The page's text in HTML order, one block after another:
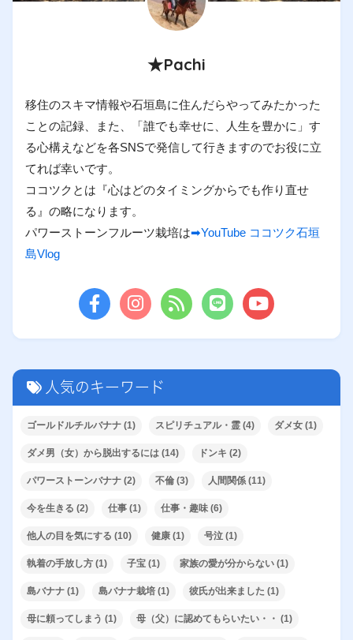
★Pachi
移住のスキマ情報や石垣島に住んだらやってみたかった
ことの記録、また、「誰でも幸せに、人生を豊かに」す
る心構えなどを各SNSで発信して行きますのでお役に立
てれば幸いです。
ココツクとは『心はどのタイミングからでも作り直せ
る』の略になります。
パワーストーンフルーツ栽培は➡YouTube ココツク石垣
島Vlog
人気のキーワード
ゴールドルチルバナナ (1) スピリチュアル・霊 (4) ダメ女 (1)
ダメ男（女）から脱出するには (14) ドンキ (2)
パワーストーンバナナ (2) 不倫 (3) 人間関係 (11)
今を生きる (2) 仕事 (1) 仕事・趣味 (6)
他人の目を気にする (10) 健康 (1) 号泣 (1)
執着の手放し方 (1) 子宝 (1) 家族の愛が分からない (1)
島バナナ (1) 島バナナ栽培 (1) 彼氏が出来ました (1)
母に頼ってしまう (1) 母（父）に認めてもらいたい・・ (1)